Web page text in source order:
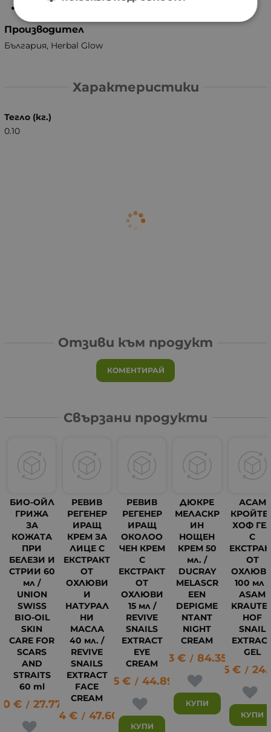
Производител
България, Herbal Glow
Характеристики
Тегло (кг.)
0.10
Отзиви към продукт
КОМЕНТИРАЙ
Свързани продукти
БИО-ОЙЛ
ГРИЖА
ЗА
КОЖАТА
ПРИ
БЕЛЕЗИ И
СТРИИ 60
мл /
UNION
SWISS
BIO-OIL
SKIN
CARE FOR
SCARS
AND
STRAITS
60 ml
€ / 27.77 лв.
РЕВИВ
РЕГЕНЕР
ИРАЩ
КРЕМ ЗА
ЛИЦЕ С
ЕКСТРАКТ
ОТ
ОХЛЮВИ
И
НАТУРАЛ
НИ
МАСЛА
40 мл. /
REVIVE
SNAILS
EXTRACT
FACE
CREAM
24.34 € / 47.60 лв.
РЕВИВ
РЕГЕНЕР
ИРАЩ
ОКОЛОО
ЧЕН КРЕМ
С
ЕКСТРАКТ
ОТ
ОХЛЮВИ
15 мл /
REVIVE
SNAILS
EXTRACT
EYE
CREAM
22.95 € / 44.89 лв.
КУПИ
ДЮКРЕ
МЕЛАСКР
ИН
НОЩЕН
КРЕМ 50
мл. /
DUCRAY
MELASCR
EEN
DEPIGME
NTANT
NIGHT
CREAM
43.13 € / 84.35 лв.
КУПИ
АСАМ
ХОФ
С
ОТ
100 мл /
ASAM
HOF
SNAIL
GEL
12.75 € /
КУПИ